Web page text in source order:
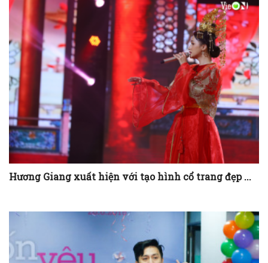
Hương Giang xuất hiện với tạo hình cổ trang đẹp ...